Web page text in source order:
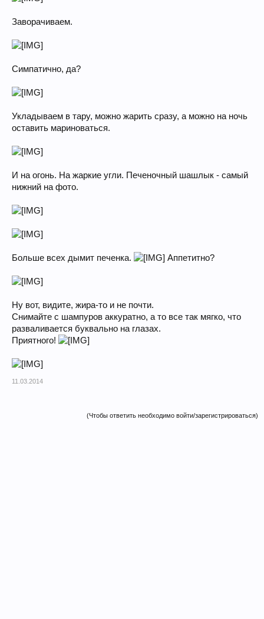
Заворачиваем.
Симпатично, да?
Укладываем в тару, можно жарить сразу, а можно на ночь
оставить мариноваться.
И на огонь. На жаркие угли. Печеночный шашлык - самый
нижний на фото.
Больше всех дымит печенка. Аппетитно?
Ну вот, видите, жира-то и не почти.
Снимайте с шампуров аккуратно, а то все так мягко, что
разваливается буквально на глазах.
Приятного!
11.03.2014
(Чтобы ответить необходимо войти/зарегистрироваться)